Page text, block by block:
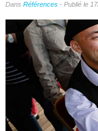
Dans Références- Publié le